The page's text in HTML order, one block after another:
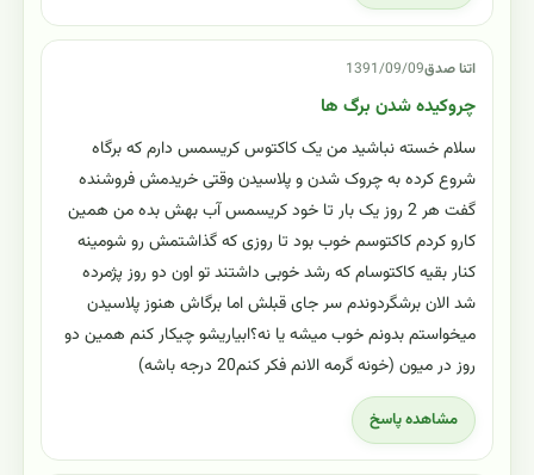
اتنا صدق1391/09/09
چروکیده شدن برگ ها
سلام خسته نباشید من یک کاکتوس کریسمس دارم که برگاه
شروع کرده به چروک شدن و پلاسیدن وقتی خریدمش فروشنده
گفت هر 2 روز یک بار تا خود کریسمس آب بهش بده من همین
کارو کردم کاکتوسم خوب بود تا روزی که گذاشتمش رو شومینه
کنار بقیه کاکتوسام که رشد خوبی داشتند تو اون دو روز پژمرده
شد الان برشگردوندم سر جای قبلش اما برگاش هنوز پلاسیدن
میخواستم بدونم خوب میشه یا نه؟ابیاریشو چیکار کنم همین دو
روز در میون (خونه گرمه الانم فکر کنم20 درجه باشه)
مشاهده پاسخ